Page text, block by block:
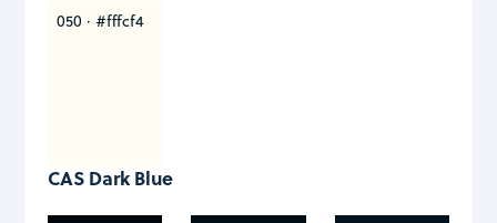
050 · #fffcf4
CAS Dark Blue